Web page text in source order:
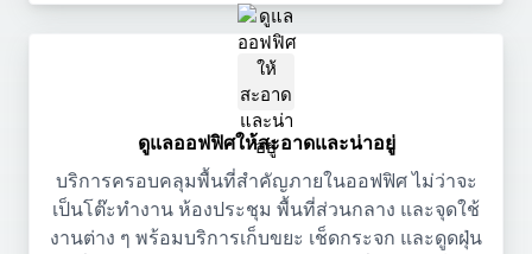
ดูแลออฟฟิศให้สะอาดและน่าอยู่
บริการครอบคลุมพื้นที่สำคัญภายในออฟฟิศ ไม่ว่าจะ
เป็นโต๊ะทำงาน ห้องประชุม พื้นที่ส่วนกลาง และจุดใช้
งานต่าง ๆ พร้อมบริการเก็บขยะ เช็ดกระจก และดูดฝุ่น